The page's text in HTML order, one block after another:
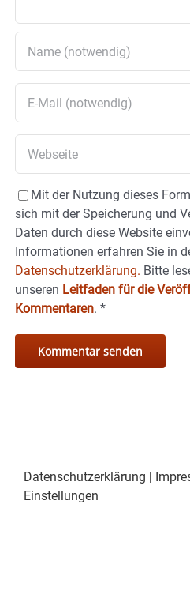
Mit der Nutzung dieses
sich mit der Speicherung und
Daten durch diese Website
Informationen erfahren Sie in
Datenschutzerklärung. Bitte
unseren Leitfaden für die
Kommentaren. *
Datenschutzerklärung |
Einstellungen